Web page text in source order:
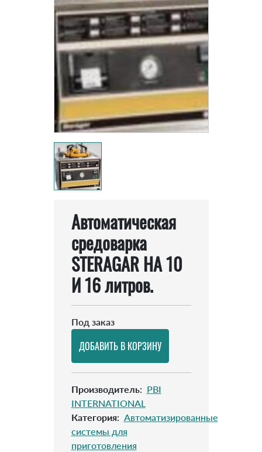
Автоматическая
средоварка
STERAGAR НА 10
И 16 литров.
Под заказ
Производитель: PBI
INTERNATIONAL
Категория: Автоматизированные
системы для
приготовления